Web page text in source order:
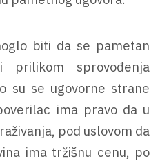
biti da se pametan
prilikom sprovođenja
su se ugovorne strane
ima pravo da u
pod uslovom da
ima tržišnu cenu, po